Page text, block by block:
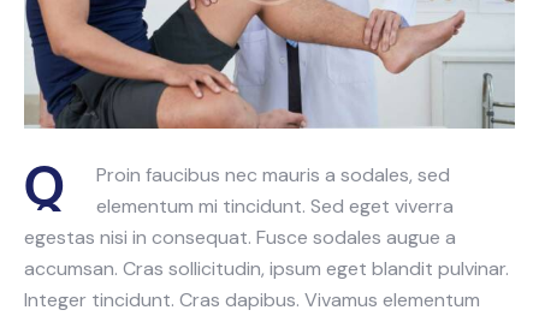
Q
Proin faucibus nec mauris a sodales, sed
elementum mi tincidunt. Sed eget viverra
egestas nisi in consequat. Fusce sodales augue a
accumsan. Cras sollicitudin, ipsum eget blandit pulvinar.
Integer tincidunt. Cras dapibus. Vivamus elementum